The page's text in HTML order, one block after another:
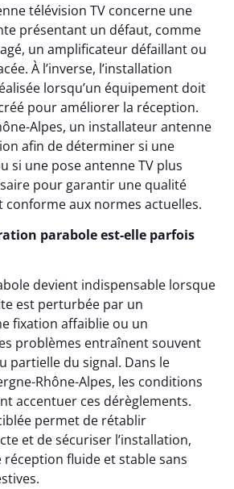
télévision TV concerne une
présentant un défaut, comme
un amplificateur défaillant ou
À l’inverse, l’installation
lorsqu’un équipement doit
pour améliorer la réception.
Alpes, un installateur antenne
afin de déterminer si une
si une pose antenne TV plus
pour garantir une qualité
conforme aux normes actuelles.
parabole est-elle parfois
devient indispensable lorsque
est perturbée par un
fixation affaiblie ou un
problèmes entraînent souvent
partielle du signal. Dans le
Rhône-Alpes, les conditions
accentuer ces dérèglements.
permet de rétablir
et de sécuriser l’installation,
fluide et stable sans